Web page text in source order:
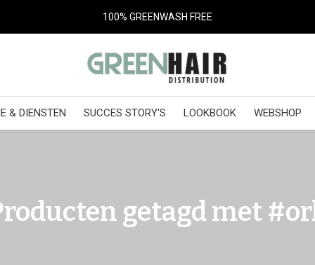
& DIENSTEN SUCCES STORY'S LOOKBOOK WEBSHOP
100% GREENWASH FREE
getagd met